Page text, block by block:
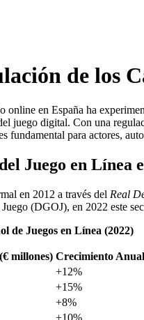
de los
online en España ha
juego digital. Con una
fundamental para actores,
Juego en Línea
en 2012 a través del Real
(DGOJ), en 2022 este
de Juegos en Línea (2022)
millones) Crecimiento Anual
+12%
+15%
+8%
+10%